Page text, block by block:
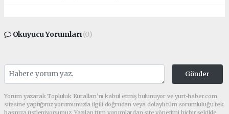
Okuyucu Yorumları(0)
Gönder
Yorum yazarak Topluluk Kuralları’nı kabul etmiş bulunuyor ve yurt-haber.com
sitesine yaptığınız yorumunuzla ilgili doğrudan veya dolaylı tüm sorumluluğu tek
başınıza üstleniyorsunuz. Yazılan tüm yorumlardan site yönetimi hiçbir şekilde